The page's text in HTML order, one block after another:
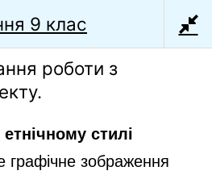
та
9 клас
роботи з
стилі
графічне зображення